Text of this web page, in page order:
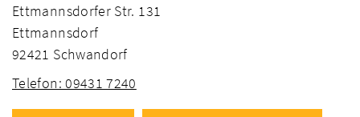
Ettmannsdorfer Str. 131
Ettmannsdorf
92421 Schwandorf
Telefon: 09431 7240